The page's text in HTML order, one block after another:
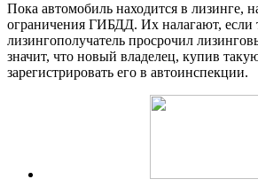
Пока автомобиль находится в лизинге,
ограничения ГИБДД. Их налагают, если
лизингополучатель просрочил
значит, что новый владелец, купив
зарегистрировать его в автоинспекции.